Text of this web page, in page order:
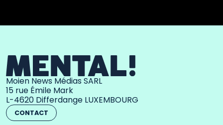
Moien News Médias SARL
15 rue Émile Mark
L-4620 Differdange LUXEMBOURG
CONTACT